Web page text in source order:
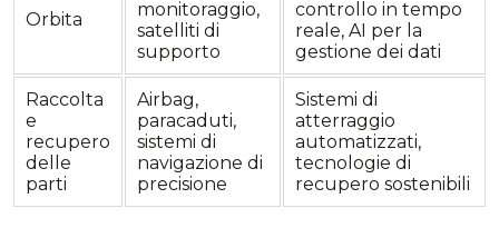
Orbita
monitoraggio,
satelliti di
supporto
controllo in tempo
reale, AI per la
gestione dei dati
Raccolta
e
recupero
delle
parti
Airbag,
paracaduti,
sistemi di
navigazione di
precisione
Sistemi di
atterraggio
automatizzati,
tecnologie di
recupero sostenibili